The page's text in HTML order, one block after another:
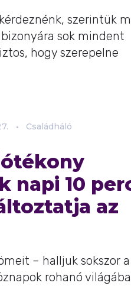
szerintük
sok mindent
hogy szerepelne
Családháló
napi 10
az
– halljuk sokszor a
rohanó